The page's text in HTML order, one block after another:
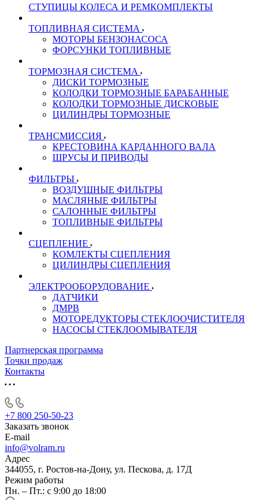
СТУПИЦЫ КОЛЕСА И РЕМКОМПЛЕКТЫ
ТОПЛИВНАЯ СИСТЕМА
МОТОРЫ БЕНЗОНАСОСА
ФОРСУНКИ ТОПЛИВНЫЕ
ТОРМОЗНАЯ СИСТЕМА
ДИСКИ ТОРМОЗНЫЕ
КОЛОДКИ ТОРМОЗНЫЕ БАРАБАННЫЕ
КОЛОДКИ ТОРМОЗНЫЕ ДИСКОВЫЕ
ЦИЛИНДРЫ ТОРМОЗНЫЕ
ТРАНСМИССИЯ
КРЕСТОВИНА КАРДАННОГО ВАЛА
ШРУСЫ И ПРИВОДЫ
ФИЛЬТРЫ
ВОЗДУШНЫЕ ФИЛЬТРЫ
МАСЛЯНЫЕ ФИЛЬТРЫ
САЛОННЫЕ ФИЛЬТРЫ
ТОПЛИВНЫЕ ФИЛЬТРЫ
СЦЕПЛЕНИЕ
КОМЛЕКТЫ СЦЕПЛЕНИЯ
ЦИЛИНДРЫ СЦЕПЛЕНИЯ
ЭЛЕКТРООБОРУДОВАНИЕ
ДАТЧИКИ
ДМРВ
МОТОРЕДУКТОРЫ СТЕКЛООЧИСТИТЕЛЯ
НАСОСЫ СТЕКЛООМЫВАТЕЛЯ
Партнерская программа
Точки продаж
Контакты
+7 800 250-50-23
Заказать звонок
E-mail
info@volram.ru
Адрес
344055, г. Ростов-на-Дону, ул. Пескова, д. 17Д
Режим работы
Пн. – Пт.: с 9:00 до 18:00